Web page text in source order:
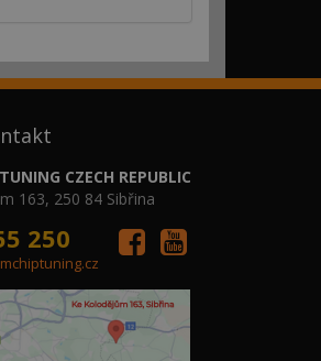
CZECH REPUBLIC
163, 250 84 Sibřina
250